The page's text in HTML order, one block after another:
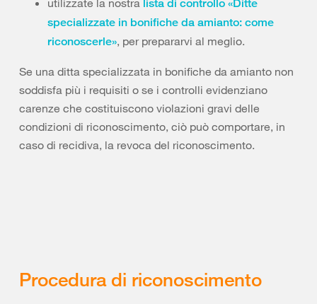
utilizzate la nostra lista di controllo «Ditte
specializzate in bonifiche da amianto: come
riconoscerle», per prepararvi al meglio.
Se una ditta specializzata in bonifiche da amianto non
soddisfa più i requisiti o se i controlli evidenziano
carenze che costituiscono violazioni gravi delle
condizioni di riconoscimento, ciò può comportare, in
caso di recidiva, la revoca del riconoscimento.
Procedura di riconoscimento